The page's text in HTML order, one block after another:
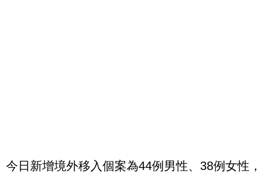
今日新增境外移入個案為44例男性、38例女性，